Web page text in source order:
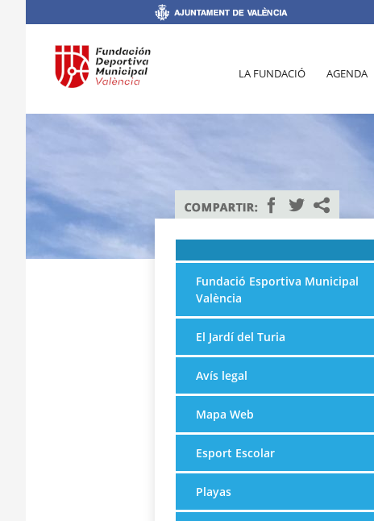
LA FUNDACIÓ AGENDA
Fundació Esportiva Municipal
València
El Jardí del Turia
Avís legal
Mapa Web
Esport Escolar
Playas